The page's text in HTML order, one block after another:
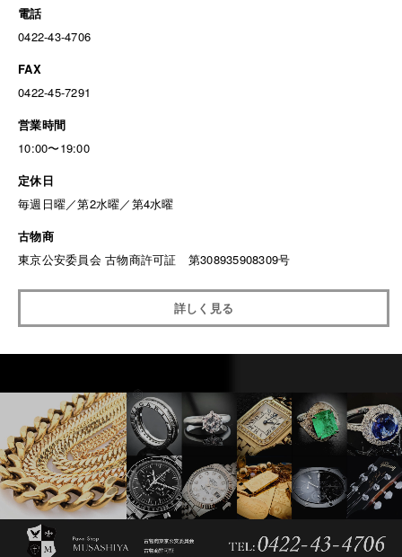
電話
0422-43-4706
FAX
0422-45-7291
営業時間
10:00〜19:00
定休日
毎週日曜／第2水曜／第4水曜
古物商
東京公安委員会 古物商許可証 第308935908309号
詳しく見る